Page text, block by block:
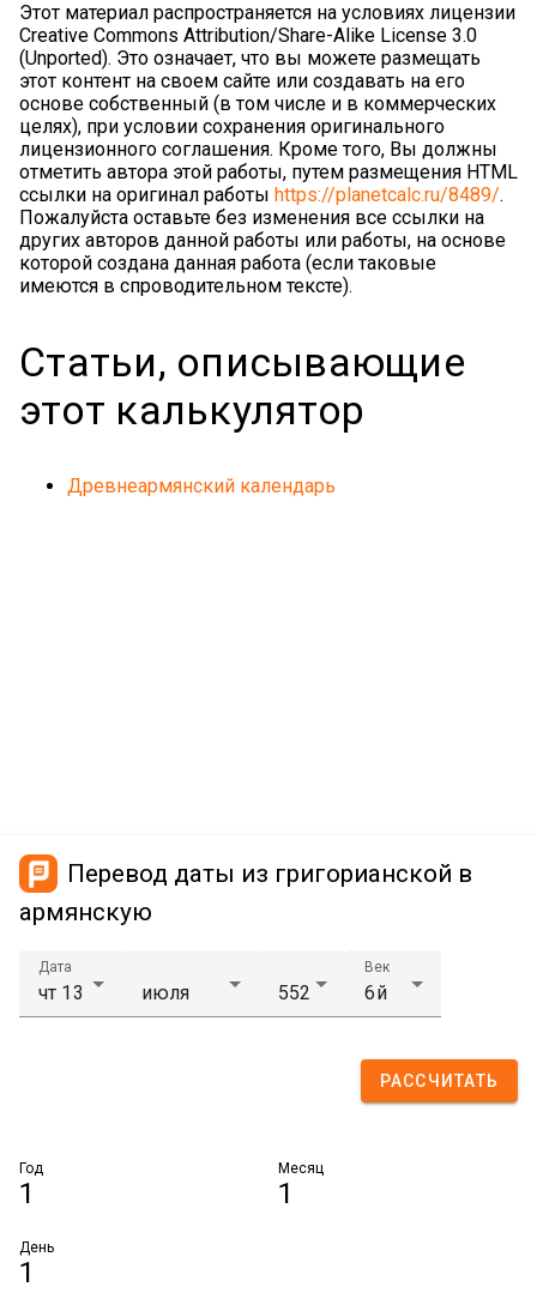
Этот материал распространяется на условиях лицензии
Creative Commons Attribution/Share-Alike License 3.0
(Unported). Это означает, что вы можете размещать
этот контент на своем сайте или создавать на его
основе собственный (в том числе и в коммерческих
целях), при условии сохранения оригинального
лицензионного соглашения. Кроме того, Вы должны
отметить автора этой работы, путем размещения HTML
ссылки на оригинал работы https://planetcalc.ru/8489/.
Пожалуйста оставьте без изменения все ссылки на
других авторов данной работы или работы, на основе
которой создана данная работа (если таковые
имеются в спроводительном тексте).
Статьи, описывающие
этот калькулятор
Древнеармянский календарь
Перевод даты из григорианской в
армянскую
Дата Век
РАССЧИТАТЬ
Год
1
Месяц
1
День
1